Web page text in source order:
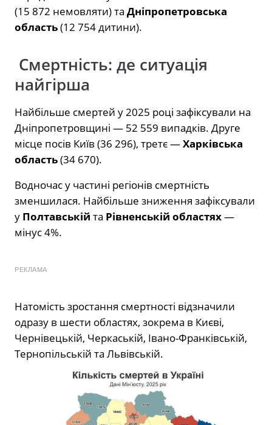
(15 872 немовляти) та Дніпропетровська
область(12 754 дитини).
Смертність: де ситуація
найгірша
Найбільше смертей у 2025 році зафіксували на
Дніпропетровщині — 52 559 випадків. Друге
місце посів Київ (36 296), третє —Харківська
область(34 670).
Водночас у частині регіонів смертність
зменшилася. Найбільше зниження зафіксували
у Полтавській та Рівненській областях—
мінус 4%.
РЕКЛАМА
Натомість зростання смертності відзначили
одразу в шести областях, зокрема в Києві,
Чернівецькій, Черкаській, Івано-Франківській,
Тернопільській та Львівській.